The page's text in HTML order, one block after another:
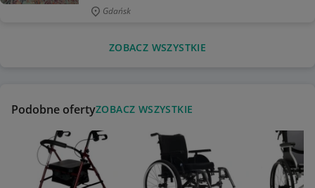
Gdańsk
ZOBACZ WSZYSTKIE
Podobne ofertyZOBACZ WSZYSTKIE